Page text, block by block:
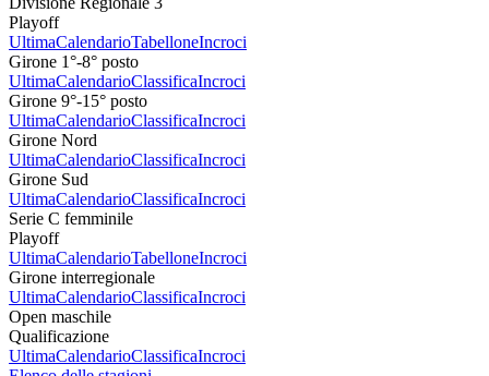
Playoff
UltimaCalendarioTabelloneIncroci
Girone 1°-8° posto
UltimaCalendarioClassificaIncroci
Girone 9°-15° posto
UltimaCalendarioClassificaIncroci
Girone Nord
UltimaCalendarioClassificaIncroci
Girone Sud
UltimaCalendarioClassificaIncroci
Serie C femminile
Playoff
UltimaCalendarioTabelloneIncroci
Girone interregionale
UltimaCalendarioClassificaIncroci
Open maschile
Qualificazione
UltimaCalendarioClassificaIncroci